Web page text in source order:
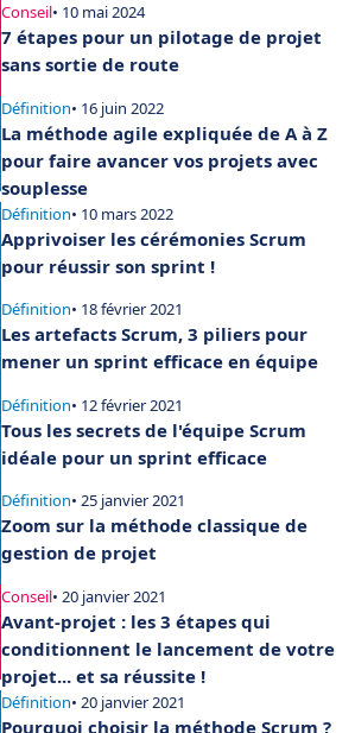
Conseil• 10 mai 2024
7 étapes pour un pilotage de projet
sans sortie de route
Définition• 16 juin 2022
La méthode agile expliquée de A à Z
pour faire avancer vos projets avec
souplesse
Définition• 10 mars 2022
Apprivoiser les cérémonies Scrum
pour réussir son sprint !
Définition• 18 février 2021
Les artefacts Scrum, 3 piliers pour
mener un sprint efficace en équipe
Définition• 12 février 2021
Tous les secrets de l'équipe Scrum
idéale pour un sprint efficace
Définition• 25 janvier 2021
Zoom sur la méthode classique de
gestion de projet
Conseil• 20 janvier 2021
Avant-projet : les 3 étapes qui
conditionnent le lancement de votre
projet... et sa réussite !
Définition• 20 janvier 2021
Pourquoi choisir la méthode Scrum ?